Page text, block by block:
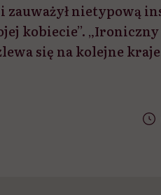
zauważył nietypową
kobiecie”. „Ironiczny
się na kolejne